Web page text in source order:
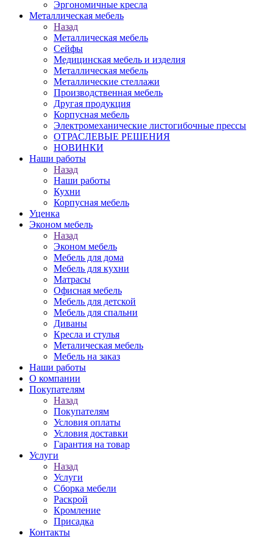
Эргономичные кресла
Металлическая мебель
Назад
Металлическая мебель
Сейфы
Медицинская мебель и изделия
Металлическая мебель
Металлические стеллажи
Производственная мебель
Другая продукция
Корпусная мебель
Электромеханические листогибочные прессы
ОТРАСЛЕВЫЕ РЕШЕНИЯ
НОВИНКИ
Наши работы
Назад
Наши работы
Кухни
Корпусная мебель
Уценка
Эконом мебель
Назад
Эконом мебель
Мебель для дома
Мебель для кухни
Матрасы
Офисная мебель
Мебель для детской
Мебель для спальни
Диваны
Кресла и стулья
Металическая мебель
Мебель на заказ
Наши работы
О компании
Покупателям
Назад
Покупателям
Условия оплаты
Условия доставки
Гарантия на товар
Услуги
Назад
Услуги
Сборка мебели
Раскрой
Кромление
Присадка
Контакты